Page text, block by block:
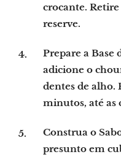
crocante. Retire
reserve.
Prepare a Base
adicione o
dentes de alho.
minutos, até as
Construa o
presunto em